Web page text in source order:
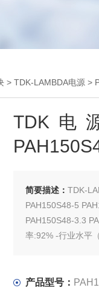
> TDK-LAMBDA电源 >
TDK电
简要描述：TDK-
PAH150S48-5
PAH150S48-3.3
率:92% -行业水平
产品型号：